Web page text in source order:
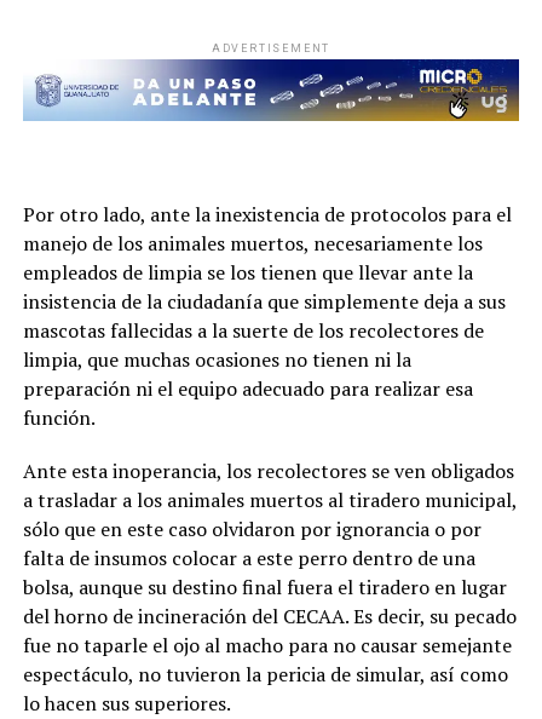
ADVERTISEMENT
Por otro lado, ante la inexistencia de protocolos para el
manejo de los animales muertos, necesariamente los
empleados de limpia se los tienen que llevar ante la
insistencia de la ciudadanía que simplemente deja a sus
mascotas fallecidas a la suerte de los recolectores de
limpia, que muchas ocasiones no tienen ni la
preparación ni el equipo adecuado para realizar esa
función.
Ante esta inoperancia, los recolectores se ven obligados
a trasladar a los animales muertos al tiradero municipal,
sólo que en este caso olvidaron por ignorancia o por
falta de insumos colocar a este perro dentro de una
bolsa, aunque su destino final fuera el tiradero en lugar
del horno de incineración del CECAA. Es decir, su pecado
fue no taparle el ojo al macho para no causar semejante
espectáculo, no tuvieron la pericia de simular, así como
lo hacen sus superiores.